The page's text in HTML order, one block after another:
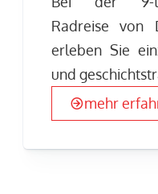
Radreise von
erleben Sie
und
mehr